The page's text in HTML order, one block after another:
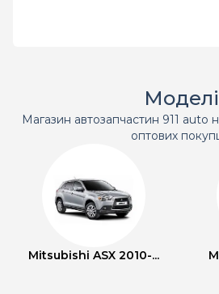
Моделі
Магазин автозапчастин 911 auto
оптових
Mitsubishi ASX 2010-...